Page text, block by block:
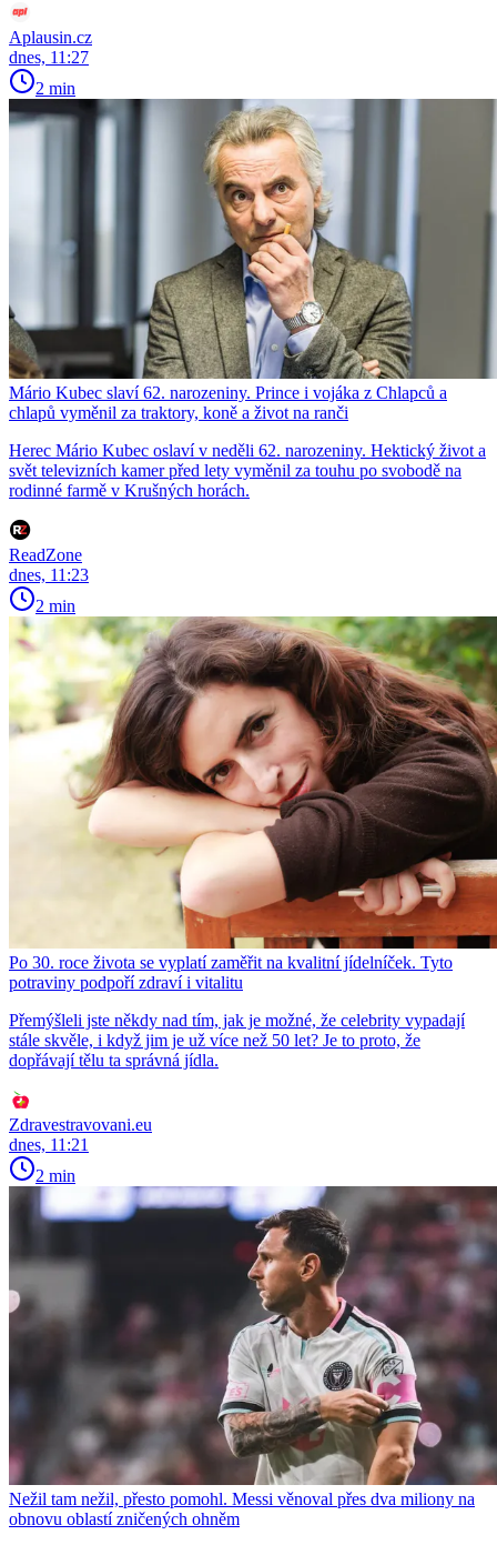
Aplausin.cz
dnes, 11:27
2 min
Mário Kubec slaví 62. narozeniny. Prince i vojáka z Chlapců a
chlapů vyměnil za traktory, koně a život na ranči
Herec Mário Kubec oslaví v neděli 62. narozeniny. Hektický život a
svět televizních kamer před lety vyměnil za touhu po svobodě na
rodinné farmě v Krušných horách.
ReadZone
dnes, 11:23
2 min
Po 30. roce života se vyplatí zaměřit na kvalitní jídelníček. Tyto
potraviny podpoří zdraví i vitalitu
Přemýšleli jste někdy nad tím, jak je možné, že celebrity vypadají
stále skvěle, i když jim je už více než 50 let? Je to proto, že
dopřávají tělu ta správná jídla.
Zdravestravovani.eu
dnes, 11:21
2 min
Nežil tam nežil, přesto pomohl. Messi věnoval přes dva miliony na
obnovu oblastí zničených ohněm